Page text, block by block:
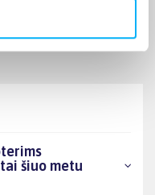
šiuo metu